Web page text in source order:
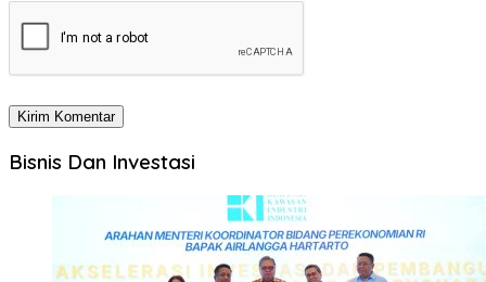
Bisnis Dan Investasi